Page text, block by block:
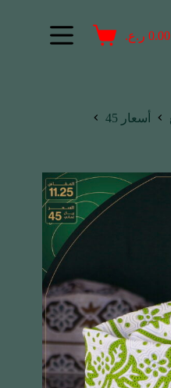
0.00 ر.ع.
أسعار 45